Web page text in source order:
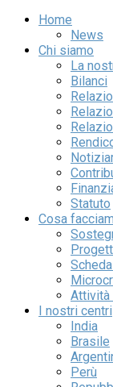
Home
News
Chi siamo
La
Bilanci
Statuto
Cosa
Attività
I nostri centri
India
Brasile
Perù